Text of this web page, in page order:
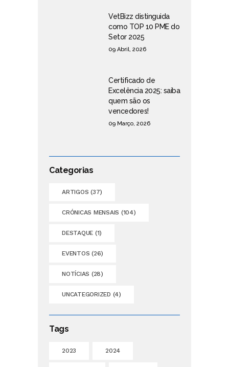
VetBizz distinguida
como TOP 10 PME do
Setor 2025
09 Abril, 2026
Certificado de
Excelência 2025: saiba
quem são os
vencedores!
09 Março, 2026
Categorias
ARTIGOS (37)
CRÓNICAS MENSAIS (104)
DESTAQUE (1)
EVENTOS (26)
NOTÍCIAS (28)
UNCATEGORIZED (4)
Tags
2023 2024